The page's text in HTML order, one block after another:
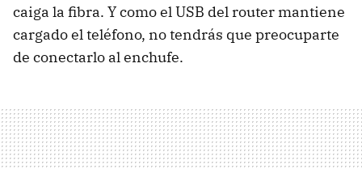
caiga la fibra. Y como el USB del router mantiene
cargado el teléfono, no tendrás que preocuparte
de conectarlo al enchufe.